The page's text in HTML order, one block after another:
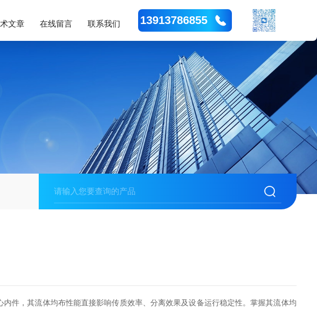
文章 在线留言 联系我们 13913786855
件，其流体均布性能直接影响传质效率、分离效果及设备运行稳定性。掌握其流体均